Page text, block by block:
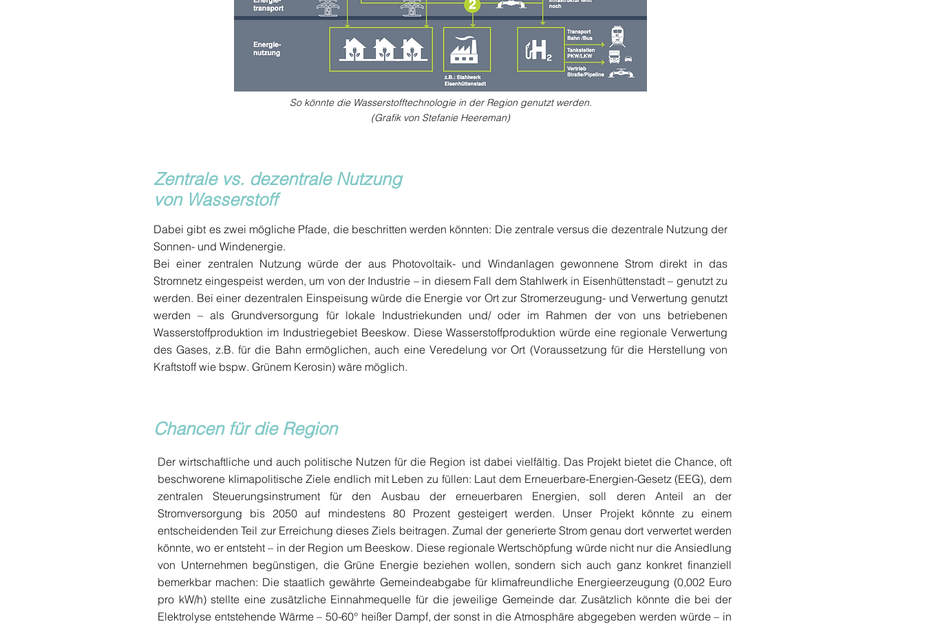
So könnte die Wasserstofftechnologie in der Region genutzt werden.
(Grafik von Stefanie Heereman)
Zentrale vs. dezentrale Nutzung
von Wasserstoff
Dabei gibt es zwei mögliche Pfade, die beschritten werden könnten: Die zentrale versus die dezentrale Nutzung der
Sonnen- und Windenergie.
Bei einer zentralen Nutzung würde der aus Photovoltaik- und Windanlagen gewonnene Strom direkt in das
Stromnetz eingespeist werden, um von der Industrie – in diesem Fall dem Stahlwerk in Eisenhüttenstadt – genutzt zu
werden. Bei einer dezentralen Einspeisung würde die Energie vor Ort zur Stromerzeugung- und Verwertung genutzt
werden – als Grundversorgung für lokale Industriekunden und/ oder im Rahmen der von uns betriebenen
Wasserstoffproduktion im Industriegebiet Beeskow. Diese Wasserstoffproduktion würde eine regionale Verwertung
des Gases, z.B. für die Bahn ermöglichen, auch eine Veredelung vor Ort (Voraussetzung für die Herstellung von
Kraftstoff wie bspw. Grünem Kerosin) wäre möglich.
Chancen für die Region
Der wirtschaftliche und auch politische Nutzen für die Region ist dabei vielfältig. Das Projekt bietet die Chance, oft
beschworene klimapolitische Ziele endlich mit Leben zu füllen: Laut dem Erneuerbare-Energien-Gesetz (EEG), dem
zentralen Steuerungsinstrument für den Ausbau der erneuerbaren Energien, soll deren Anteil an der
Stromversorgung bis 2050 auf mindestens 80 Prozent gesteigert werden. Unser Projekt könnte zu einem
entscheidenden Teil zur Erreichung dieses Ziels beitragen. Zumal der generierte Strom genau dort verwertet werden
könnte, wo er entsteht – in der Region um Beeskow. Diese regionale Wertschöpfung würde nicht nur die Ansiedlung
von Unternehmen begünstigen, die Grüne Energie beziehen wollen, sondern sich auch ganz konkret finanziell
bemerkbar machen: Die staatlich gewährte Gemeindeabgabe für klimafreundliche Energieerzeugung (0,002 Euro
pro kW/h) stellte eine zusätzliche Einnahmequelle für die jeweilige Gemeinde dar. Zusätzlich könnte die bei der
Elektrolyse entstehende Wärme – 50-60° heißer Dampf, der sonst in die Atmosphäre abgegeben werden würde – in